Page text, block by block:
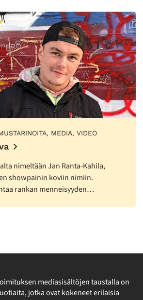
MEDIA, VIDEO
nimeltään Jan Ranta-Kahila,
showpainin koviin nimiin.
rankan menneisyyden…
mediasisältöjen taustalla on
jotka ovat kokeneet erilaisia